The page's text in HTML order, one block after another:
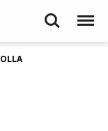
Search Menu